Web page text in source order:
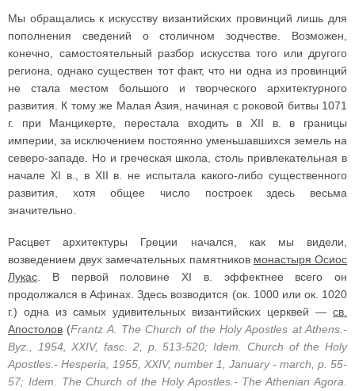
Мы обращались к искусству византийских провинций лишь для
пополнения сведений о столичном зодчестве. Возможен,
конечно, самостоятельный разбор искусства того или другого
региона, однако существен тот факт, что ни одна из провинций
не стала местом большого и творческого архитектурного
развития. К тому же Малая Азия, начиная с роковой битвы 1071
г. при Манцикерте, перестала входить в XII в. в границы
империи, за исключением постоянно уменьшавшихся земель на
северо-западе. Но и греческая школа, столь привлекательная в
начале XI в., в XII в. не испытала какого-либо существенного
развития, хотя общее число построек здесь весьма
значительно.
Расцвет архитектуры Греции начался, как мы видели,
возведением двух замечательных памятников монастыря Осиос
Лукас . В первой половине XI в. эффектнее всего он
продолжался в Афинах. Здесь возводится (ок. 1000 или ок. 1020
г.) одна из самых удивительных византийских церквей — св.
Апостолов (Frantz A. The Church of the Holy Apostles at Athens.-
Byz., 1954, XXIV, fasc. 2, p. 513-520; Idem. Church of the Holy
Apostles.- Hesperia, 1955, XXIV, number 1, January - march, p. 55-
57; Idem. The Church of the Holy Apostles.- The Athenian Agora.